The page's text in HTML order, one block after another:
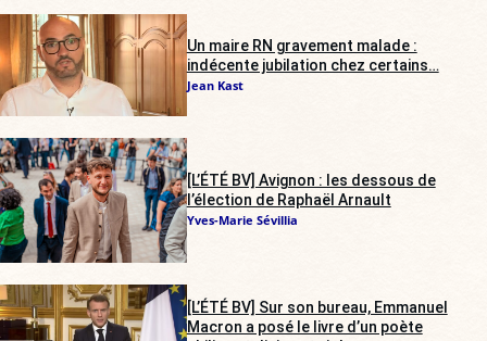
Un maire RN gravement malade :
indécente jubilation chez certains…
Jean Kast
[L’ÉTÉ BV] Avignon : les dessous de
l’élection de Raphaël Arnault
Yves-Marie Sévillia
[L’ÉTÉ BV] Sur son bureau, Emmanuel
Macron a posé le livre d’un poète